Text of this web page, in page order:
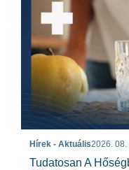
Hírek - Aktuális2026. 08.
Tudatosan A